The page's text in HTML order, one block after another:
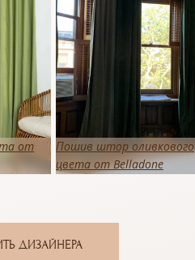
от
Пошив штор оливкового
цвета от Belladone
ДИЗАЙНЕРА